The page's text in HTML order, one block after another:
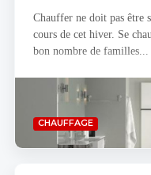
Chauffer ne doit pas être
cours de cet hiver. Se
bon nombre de familles...
CHAUFFAGE